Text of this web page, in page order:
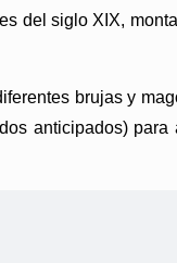
del siglo XIX,
brujas y
anticipados) para